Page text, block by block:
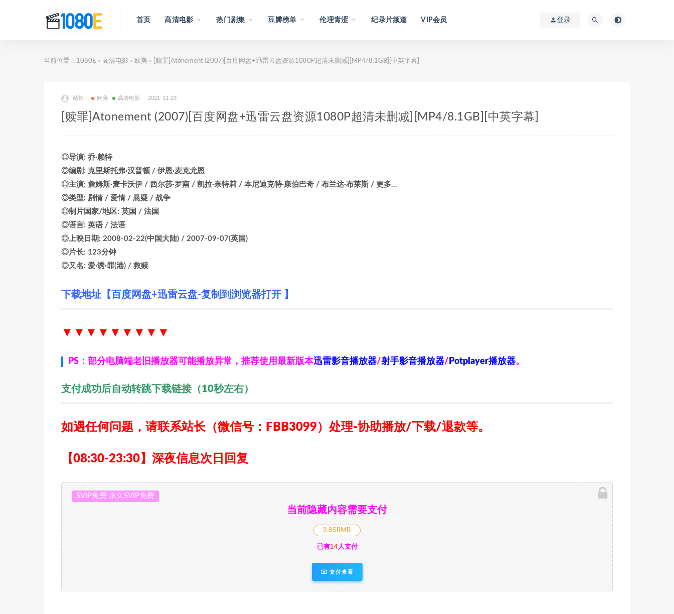
首页 高清电影 热门剧集 豆瓣榜单 伦理青涩 纪录片频道 VIP会员 登录
当前位置： 1080E > 高清电影 > 欧美 > [赎罪]Atonement (2007)[百度网盘+迅雷云盘资源1080P超清未删减][MP4/8.1GB][中英字幕]
站长 欧美 高清电影 2021-11-23
[赎罪]Atonement (2007)[百度网盘+迅雷云盘资源1080P超清未删减][MP4/8.1GB][中英字幕]
◎导演: 乔·赖特
◎编剧: 克里斯托弗·汉普顿 / 伊恩·麦克尤恩
◎主演: 詹姆斯·麦卡沃伊 / 西尔莎·罗南 / 凯拉·奈特莉 / 本尼迪克特·康伯巴奇 / 布兰达·布莱斯 / 更多…
◎类型: 剧情 / 爱情 / 悬疑 / 战争
◎制片国家/地区: 英国 / 法国
◎语言: 英语 / 法语
◎上映日期: 2008-02-22(中国大陆) / 2007-09-07(英国)
◎片长: 123分钟
◎又名: 爱·诱·罪(港) / 救赎
下载地址【百度网盘+迅雷云盘-复制到浏览器打开 】
▼▼▼▼▼▼ ▼▼▼
PS：部分电脑端老旧播放器可能播放异常，推荐使用最新版本迅雷影音播放器/射手影音播放器/ Potplayer播放器。
支付成功后自动转跳下载链接（10秒左右）
如遇任何问题，请联系站长（微信号：FBB3099） 处理-协助播放/下载/退款等。
【08:30-23:30】深夜信息次日回复
SVIP免费 永久SVIP免费
当前隐藏内容需要支付
2.85RMB
已有14人支付
支付查看